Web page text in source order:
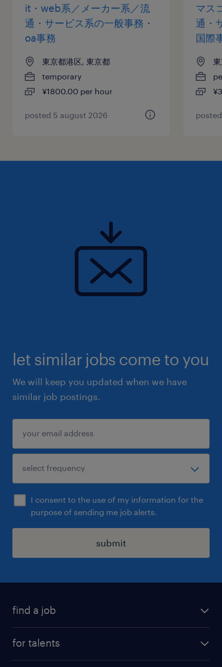
it・web系／メーカー系／流
通・サービス系の一般事務・
oa事務
東京都港区, 東京都
temporary
¥1800.00 per hour
posted 5 august 2026
マス
通・
国際
let similar jobs come to you
We will keep you updated when we have
similar job postings.
I consent to the use of my information for the
purpose of sending me job alerts.
submit
find a job
for talents